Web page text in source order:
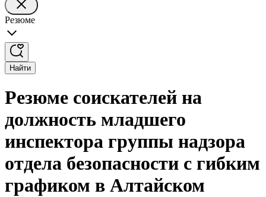
Резюме
Найти
Резюме соискателей на
должность младшего
инспектора группы надзора
отдела безопасности с гибким
графиком в Алтайском